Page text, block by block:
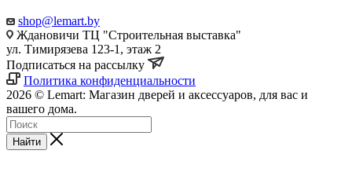
shop@lemart.by
Ждановичи ТЦ "Строительная выставка"
ул. Тимирязева 123-1, этаж 2
Подписаться на рассылку
Политика конфиденциальности
2026 © Lemart: Магазин дверей и аксессуаров, для вас и
вашего дома.
Найти